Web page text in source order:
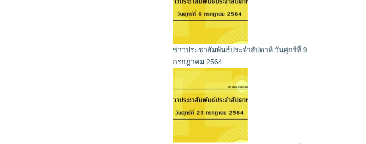
ข่าวประชาสัมพันธ์ประจำสัปดาห์ วันศุกร์ที่ 9
กรกฎาคม 2564